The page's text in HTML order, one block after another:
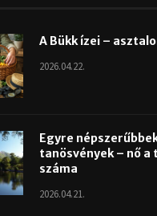
A Bükk ízei –
2026.04.22.
Egyre
tanösvények – nő
száma
2026.04.21.